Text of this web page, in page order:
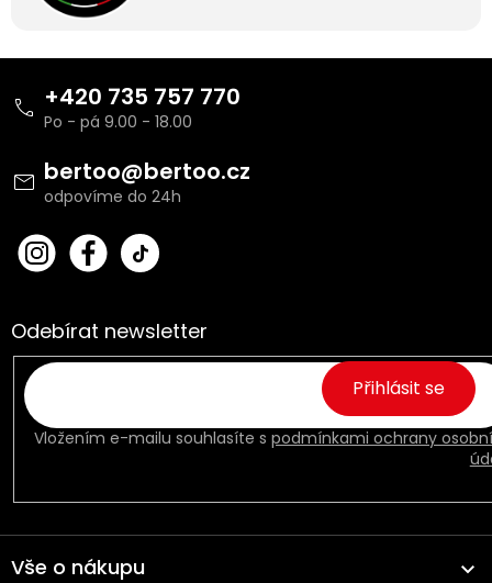
bertoo@bertoo.cz
+420 735 757 770
bert
oo_
Fac
ebo
Odebírat newsletter
Vložením e-mailu souhlasíte s podmínkami ochrany
Přihlásit se
Vše o nákupu